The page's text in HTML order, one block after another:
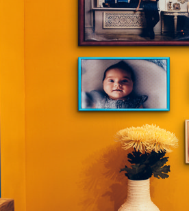
Ваш регион доставки
Выберите из списка: